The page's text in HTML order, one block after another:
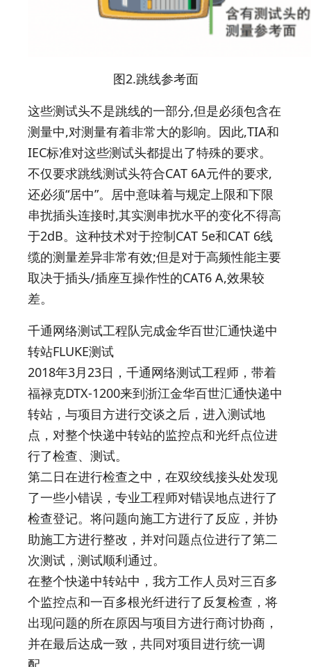
图2.跳线参考面
这些测试头不是跳线的一部分,但是必须包含在
测量中,对测量有着非常大的影响。因此,TIA和
IEC标准对这些测试头都提出了特殊的要求。
不仅要求跳线测试头符合CAT 6A元件的要求,
还必须“居中”。居中意味着与规定上限和下限
串扰插头连接时,其实测串扰水平的变化不得高
于2dB。这种技术对于控制CAT 5e和CAT 6线
缆的测量差异非常有效;但是对于高频性能主要
取决于插头/插座互操作性的CAT6 A,效果较
差。
千通网络测试工程队完成金华百世汇通快递中
转站FLUKE测试
2018年3月23日，千通网络测试工程师，带着
福禄克DTX-1200来到浙江金华百世汇通快递中
转站，与项目方进行交谈之后，进入测试地
点，对整个快递中转站的监控点和光纤点位进
行了检查、测试。
第二日在进行检查之中，在双绞线接头处发现
了一些小错误，专业工程师对错误地点进行了
检查登记。将问题向施工方进行了反应，并协
助施工方进行整改，并对问题点位进行了第二
次测试，测试顺利通过。
在整个快递中转站中，我方工作人员对三百多
个监控点和一百多根光纤进行了反复检查，将
出现问题的所在原因与项目方进行商讨协商，
并在最后达成一致，共同对项目进行统一调